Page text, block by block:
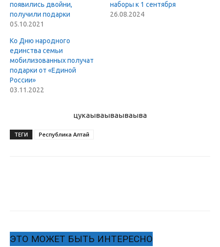
появились двойни,
получили подарки
05.10.2021
наборы к 1 сентября
26.08.2024
Ко Дню народного
единства семьи
мобилизованных получат
подарки от «Единой
России»
03.11.2022
цукаываываываыва
ТЕГИ Республика Алтай
ЭТО МОЖЕТ БЫТЬ ИНТЕРЕСНО